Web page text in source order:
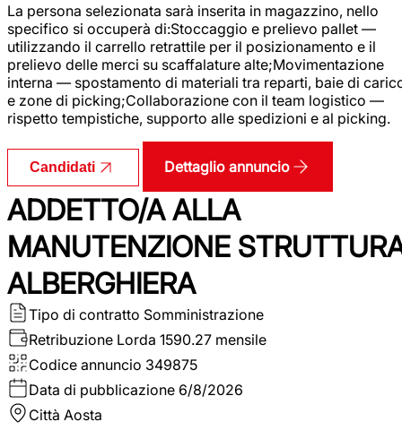
La persona selezionata sarà inserita in magazzino, nello
specifico si occuperà di:Stoccaggio e prelievo pallet —
utilizzando il carrello retrattile per il posizionamento e il
prelievo delle merci su scaffalature alte;Movimentazione
interna — spostamento di materiali tra reparti, baie di
e zone di picking;Collaborazione con il team logistico —
rispetto tempistiche, supporto alle spedizioni e al picking.
Candidati Dettaglio annuncio
ADDETTO/A ALLA
MANUTENZIONE
ALBERGHIERA
Tipo di contratto Somministrazione
Retribuzione Lorda 1590.27 mensile
Codice annuncio 349875
Data di pubblicazione 6/8/2026
Città Aosta